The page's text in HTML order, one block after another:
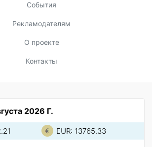
События
Рекламодателям
О проекте
Контакты
2026 Г.
EUR: 13765.33